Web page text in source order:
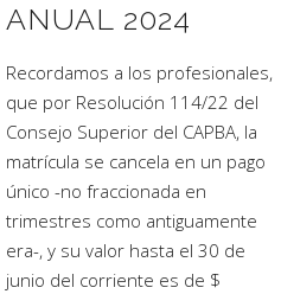
ANUAL 2024
Recordamos a los profesionales,
que por Resolución 114/22 del
Consejo Superior del CAPBA, la
matrícula se cancela en un pago
único -no fraccionada en
trimestres como antiguamente
era-, y su valor hasta el 30 de
junio del corriente es de $